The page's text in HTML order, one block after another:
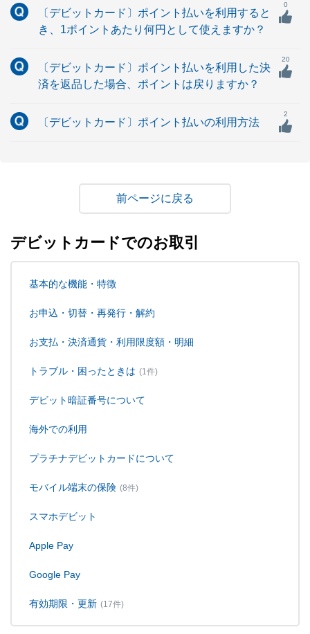
〔デビットカード〕ポイント払いを利用すると
き、1ポイントあたり何円として使えますか？
0
〔デビットカード〕ポイント払いを利用した決
済を返品した場合、ポイントは戻りますか？
20
〔デビットカード〕ポイント払いの利用方法
2
戻る
デビットカードでのお取引
基本的な機能・特徴
お申込・切替・再発行・解約
お支払・決済通貨・利用限度額・明細
トラブル・困ったときは (1件)
デビット暗証番号について
海外での利用
プラチナデビットカードについて
モバイル端末の保険 (8件)
スマホデビット
Apple Pay
Google Pay
有効期限・更新 (17件)